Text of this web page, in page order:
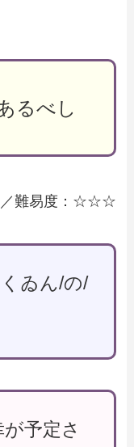
るべし
／難易度：☆☆☆
ゐん/の/
予定さ